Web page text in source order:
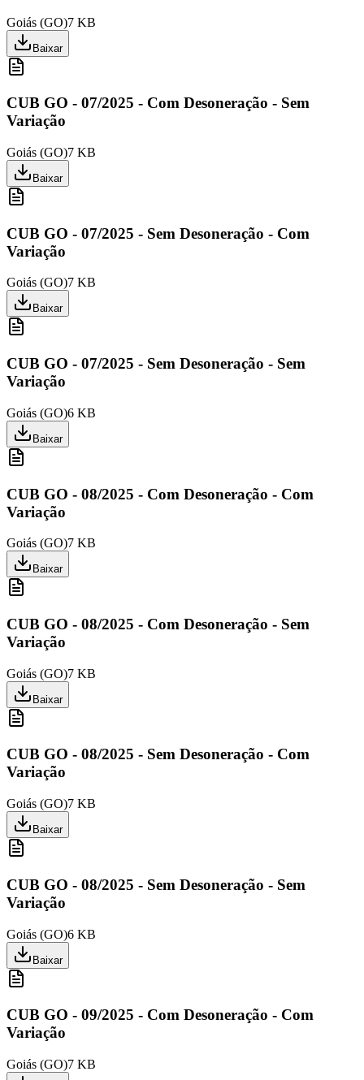
Goiás (GO)7 KB
Baixar
CUB GO - 07/2025 - Com Desoneração - Sem
Variação
Goiás (GO)7 KB
Baixar
CUB GO - 07/2025 - Sem Desoneração - Com
Variação
Goiás (GO)7 KB
Baixar
CUB GO - 07/2025 - Sem Desoneração - Sem
Variação
Goiás (GO)6 KB
Baixar
CUB GO - 08/2025 - Com Desoneração - Com
Variação
Goiás (GO)7 KB
Baixar
CUB GO - 08/2025 - Com Desoneração - Sem
Variação
Goiás (GO)7 KB
Baixar
CUB GO - 08/2025 - Sem Desoneração - Com
Variação
Goiás (GO)7 KB
Baixar
CUB GO - 08/2025 - Sem Desoneração - Sem
Variação
Goiás (GO)6 KB
Baixar
CUB GO - 09/2025 - Com Desoneração - Com
Variação
Goiás (GO)7 KB